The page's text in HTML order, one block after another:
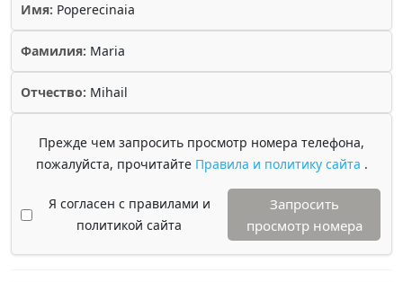
Имя: Poperecinaia
Фамилия: Maria
Отчество: Mihail
Прежде чем запросить просмотр номера телефона,
пожалуйста, прочитайте Правила и политику сайта .
Я согласен с правилами и
политикой сайта
Запросить
просмотр номера